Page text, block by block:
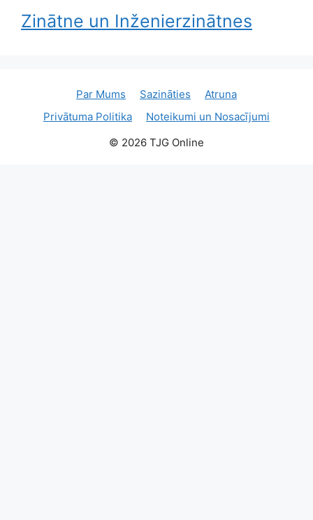
Zinātne un Inženierzinātnes
Par Mums Sazināties
Atruna
Privātuma Politika
Noteikumi un Nosacījumi
© 2026 TJG Online